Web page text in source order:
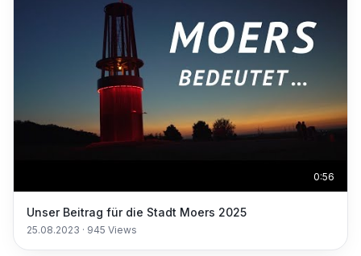
0:56
Unser Beitrag für die Stadt Moers 2025
25.08.2023 · 945 Views